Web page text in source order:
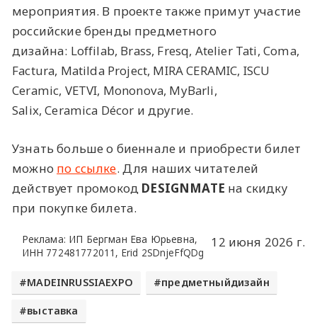
мероприятия. В проекте также примут участие
российские бренды предметного
дизайна: Loffilab, Brass, Fresq, Atelier Tati, Coma,
Factura, Matilda Project, MIRA CERAMIC, ISCU
Ceramic, VETVI, Mononova, MyBarli,
Salix, Ceramica Décor и другие.
Узнать больше о биеннале и приобрести билет
можно по ссылке. Для наших читателей
действует промокод DESIGNMATE на скидку
при покупке билета.
12 июня 2026 г.
Реклама: ИП Бергман Ева Юрьевна,
ИНН 772481772011, Erid 2SDnjeFfQDg
MADEINRUSSIAEXPO предметныйдизайн
выставка